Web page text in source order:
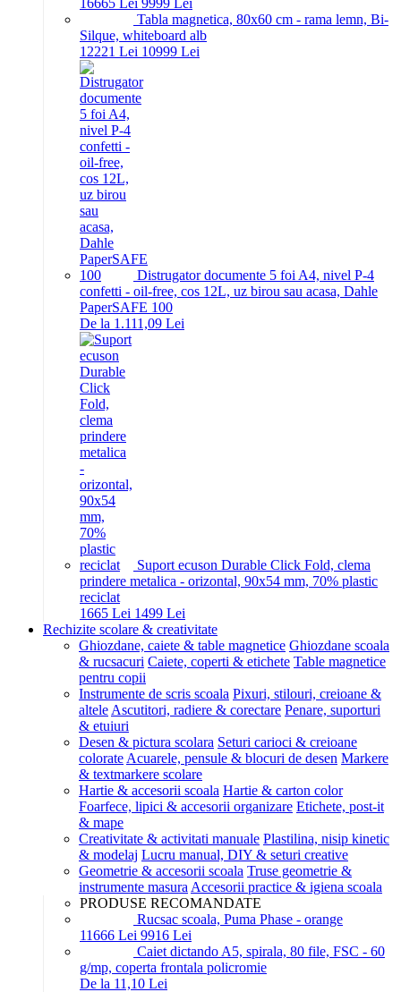
16665 Lei 9999
Lei
Tabla magnetica, 80x60 cm - rama lemn, Bi-
Silque, whiteboard alb
12221 Lei 10999 Lei
Distrugator documente 5 foi A4, nivel P-4
confetti - oil-free, cos 12L, uz birou sau acasa, Dahle
PaperSAFE 100
De la 1.111,09 Lei
Suport ecuson Durable Click Fold, clema
prindere metalica - orizontal, 90x54 mm, 70% plastic
reciclat
1665 Lei 1499 Lei
Rechizite scolare & creativitate
Ghiozdane, caiete & table magnetice Ghiozdane scoala
& rucsacuri Caiete, coperti & etichete Table magnetice
pentru copii
Instrumente de scris scoala Pixuri, stilouri, creioane &
altele Ascutitori, radiere & corectare Penare, suporturi
& etuiuri
Desen & pictura scolara Seturi carioci & creioane
colorate Acuarele, pensule & blocuri de desen Markere
& textmarkere scolare
Hartie & accesorii scoala Hartie & carton color
Foarfece, lipici & accesorii organizare Etichete, post-it
& mape
Creativitate & activitati manuale Plastilina, nisip kinetic
& modelaj Lucru manual, DIY & seturi creative
Geometrie & accesorii scoala Truse geometrie &
instrumente masura Accesorii practice & igiena scoala
PRODUSE RECOMANDATE
Rucsac scoala, Puma Phase - orange
11666 Lei 9916 Lei
Caiet dictando A5, spirala, 80 file, FSC - 60
g/mp, coperta frontala policromie
De la 11,10 Lei